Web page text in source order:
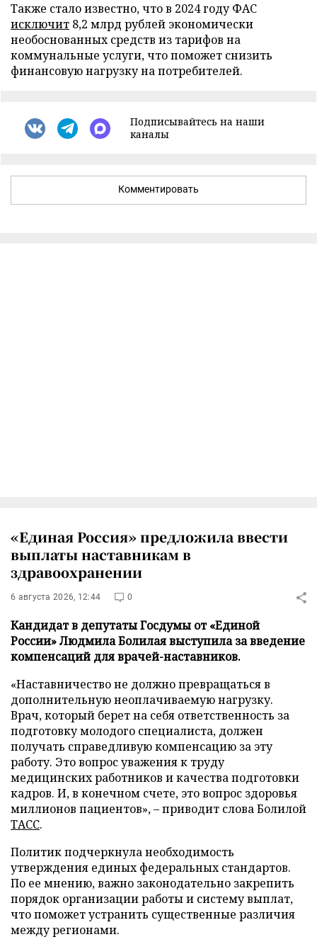
Также стало известно, что в 2024 году ФАС
исключит 8,2 млрд рублей экономически
необоснованных средств из тарифов на
коммунальные услуги, что поможет снизить
финансовую нагрузку на потребителей.
Подписывайтесь на наши
каналы
Комментировать
«Единая Россия» предложила ввести
выплаты наставникам в
здравоохранении
6 августа 2026, 12:44 0
Кандидат в депутаты Госдумы от «Единой
России» Людмила Болилая выступила за введение
компенсаций для врачей-наставников.
«Наставничество не должно превращаться в
дополнительную неоплачиваемую нагрузку.
Врач, который берет на себя ответственность за
подготовку молодого специалиста, должен
получать справедливую компенсацию за эту
работу. Это вопрос уважения к труду
медицинских работников и качества подготовки
кадров. И, в конечном счете, это вопрос здоровья
миллионов пациентов», – приводит слова Болилой
ТАСС.
Политик подчеркнула необходимость
утверждения единых федеральных стандартов.
По ее мнению, важно законодательно закрепить
порядок организации работы и систему выплат,
что поможет устранить существенные различия
между регионами.